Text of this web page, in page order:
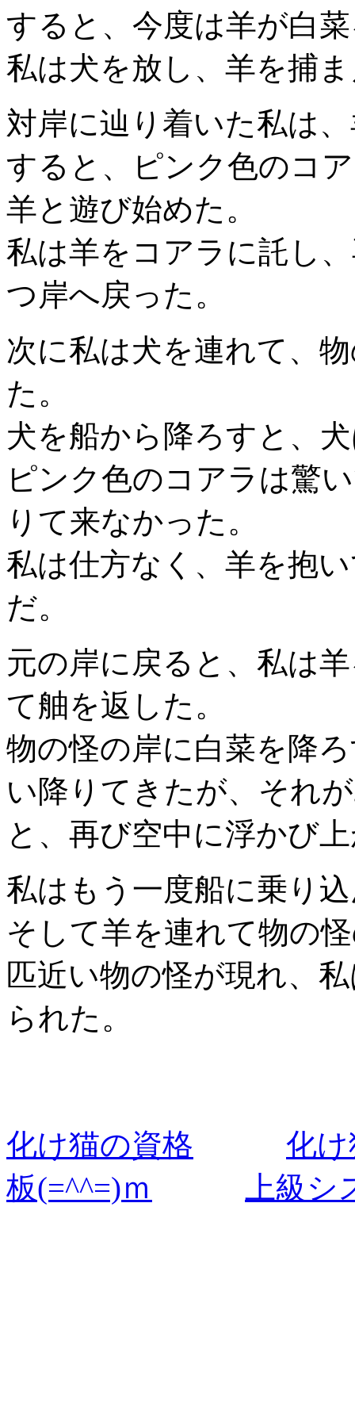
すると、今度は羊が白
私は犬を放し、羊を捕
対岸に辿り着いた私は
すると、ピンク色のコ
羊と遊び始めた。
私は羊をコアラに託し
つ岸へ戻った。
次に私は犬を連れて、
た。
犬を船から降ろすと、
ピンク色のコアラは驚
りて来なかった。
私は仕方なく、羊を抱
だ。
元の岸に戻ると、私は
て舳を返した。
物の怪の岸に白菜を降
い降りてきたが、それ
と、再び空中に浮かび
私はもう一度船に乗り
そして羊を連れて物の
匹近い物の怪が現れ、
られた。
化け猫の資格
化
板(=^^=)ｍ
上級シ